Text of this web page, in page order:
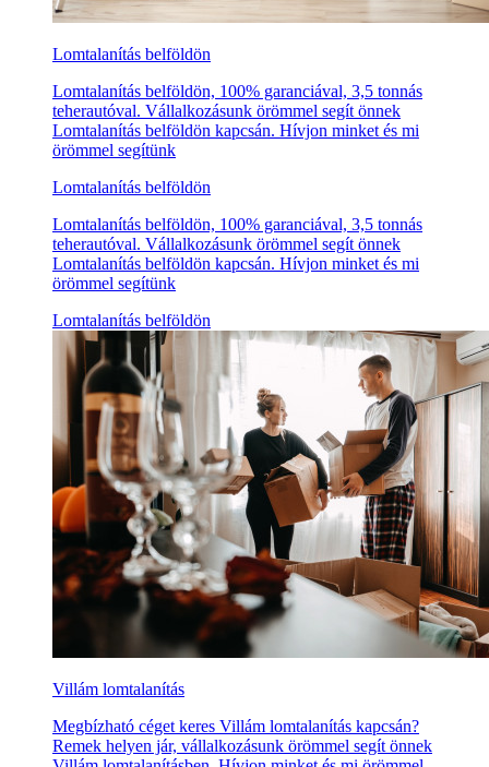
Lomtalanítás belföldön
Lomtalanítás belföldön, 100% garanciával, 3,5 tonnás
teherautóval. Vállalkozásunk örömmel segít önnek
Lomtalanítás belföldön kapcsán. Hívjon minket és mi
örömmel segítünk
Lomtalanítás belföldön
Lomtalanítás belföldön, 100% garanciával, 3,5 tonnás
teherautóval. Vállalkozásunk örömmel segít önnek
Lomtalanítás belföldön kapcsán. Hívjon minket és mi
örömmel segítünk
Lomtalanítás belföldön
Villám lomtalanítás
Megbízható céget keres Villám lomtalanítás kapcsán?
Remek helyen jár, vállalkozásunk örömmel segít önnek